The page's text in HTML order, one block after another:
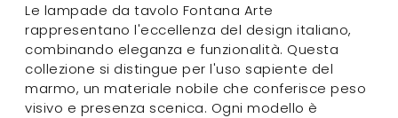
Le lampade da tavolo Fontana Arte
rappresentano l'eccellenza del design italiano,
combinando eleganza e funzionalità. Questa
collezione si distingue per l'uso sapiente del
marmo, un materiale nobile che conferisce peso
visivo e presenza scenica. Ogni modello è